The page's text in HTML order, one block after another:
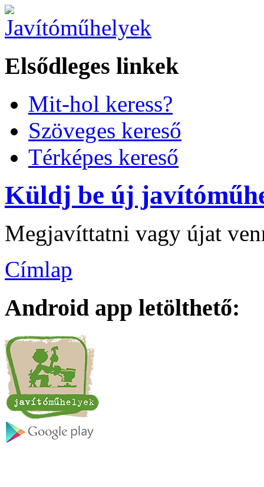
Elsődleges linkek
Mit-hol keress?
Szöveges kereső
Térképes kereső
Küldj be új
Megjavíttatni vagy újat
Címlap
Android app letölthető: